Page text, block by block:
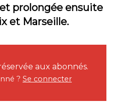
prolongée ensuite
et Marseille.
aux abonnés.
? Se connecter